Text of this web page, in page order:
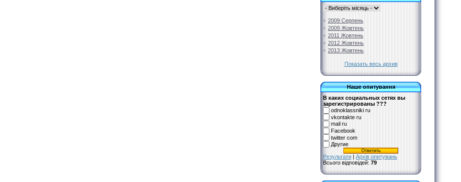
2009 Серпень
2009 Жовтень
2011 Жовтень
2012 Жовтень
2013 Жовтень
Показать весь архив
Наше опитування
В каких социальных сетях вы
зарегистрированы ???
odnoklassniki ru
vkontakte ru
mail ru
Facebook
twitter com
Другие
Результати | Архів опитувань
Всього відповідей: 79